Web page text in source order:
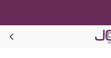
Informativa sulla raccolta
Le tue